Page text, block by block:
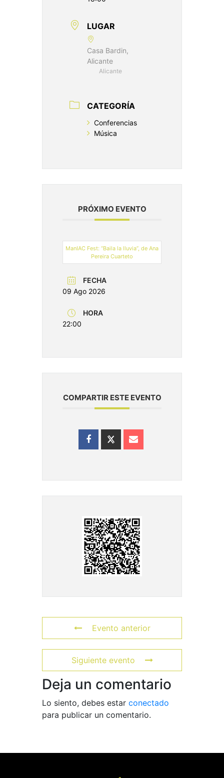
LUGAR
Casa Bardin,
Alicante
Alicante
CATEGORÍA
Conferencias
Música
PRÓXIMO EVENTO
ManIAC Fest: “Baila la lluvia”, de Ana
Pereira Cuarteto
FECHA
09 Ago 2026
HORA
22:00
COMPARTIR ESTE EVENTO
Evento anterior
Siguiente evento
Deja un comentario
Lo siento, debes estar conectado
para publicar un comentario.